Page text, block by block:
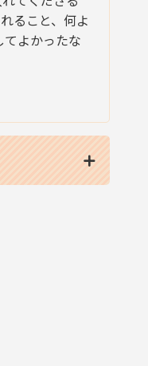
ること、何よ
てよかったな